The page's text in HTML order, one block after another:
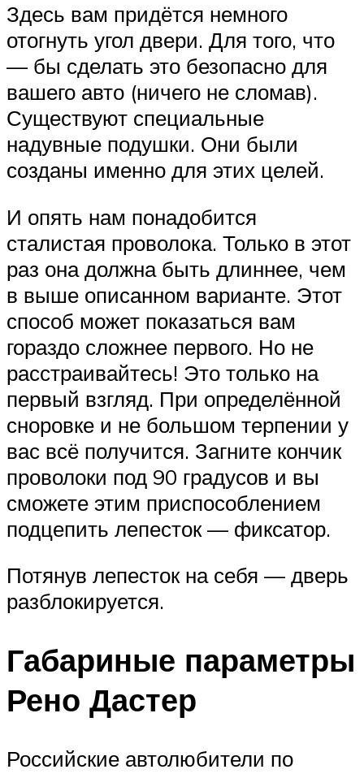
Здесь вам придётся немного
отогнуть угол двери. Для того, что
— бы сделать это безопасно для
вашего авто (ничего не сломав).
Существуют специальные
надувные подушки. Они были
созданы именно для этих целей.
И опять нам понадобится
сталистая проволока. Только в этот
раз она должна быть длиннее, чем
в выше описанном варианте. Этот
способ может показаться вам
гораздо сложнее первого. Но не
расстраивайтесь! Это только на
первый взгляд. При определённой
сноровке и не большом терпении у
вас всё получится. Загните кончик
проволоки под 90 градусов и вы
сможете этим приспособлением
подцепить лепесток — фиксатор.
Потянув лепесток на себя — дверь
разблокируется.
Габариные параметры
Рено Дастер
Российские автолюбители по